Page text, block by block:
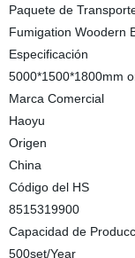
Paquete de
Fumigation Woodern
Especificación
5000*1500*1800mm
Marca Comercial
Haoyu
Origen
China
Código del HS
8515319900
Capacidad de
500set/Year